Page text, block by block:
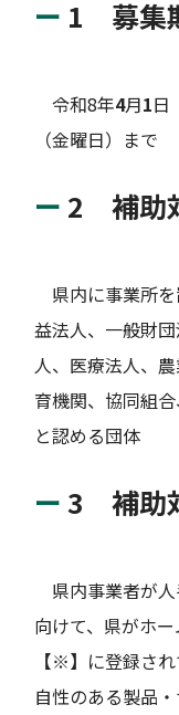
1 募集
令和8年4月1日
（金曜日）まで
2 補助
県内に事業所
益法人、一般財
人、医療法人、
育機関、協同組
と認める団体
3 補助
県内事業者が
向けて、県がホ
【※】 に登録さ
自性のある製品